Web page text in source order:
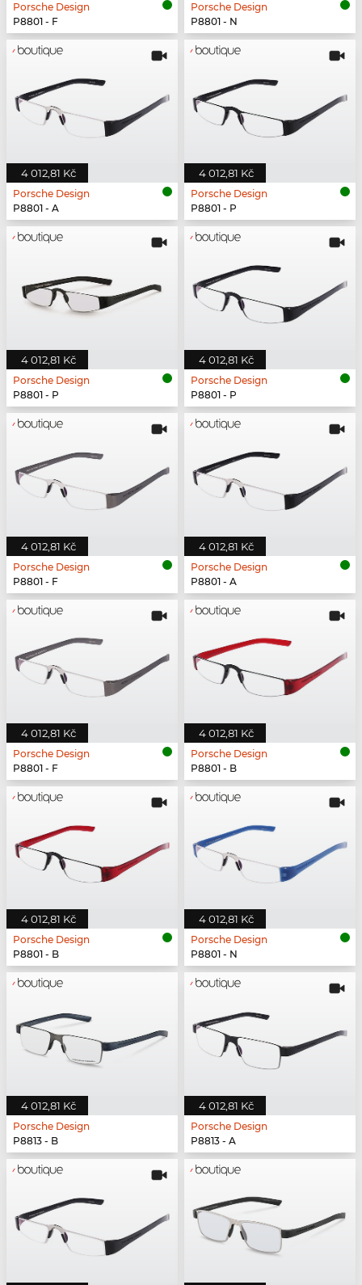
Porsche Design
P8801 - F
Porsche Design
P8801 - N
4 012,81 Kč
Porsche Design
P8801 - A
4 012,81 Kč
Porsche Design
P8801 - P
4 012,81 Kč
Porsche Design
P8801 - P
4 012,81 Kč
Porsche Design
P8801 - P
4 012,81 Kč
Porsche Design
P8801 - F
4 012,81 Kč
Porsche Design
P8801 - A
4 012,81 Kč
Porsche Design
P8801 - F
4 012,81 Kč
Porsche Design
P8801 - B
4 012,81 Kč
Porsche Design
P8801 - B
4 012,81 Kč
Porsche Design
P8801 - N
4 012,81 Kč
Porsche Design
P8813 - B
4 012,81 Kč
Porsche Design
P8813 - A